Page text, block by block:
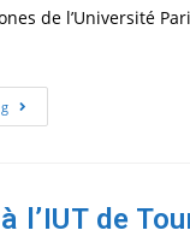
de l’Université
Département
D’Etudes
Nanterre,
Dans
l’IUT de